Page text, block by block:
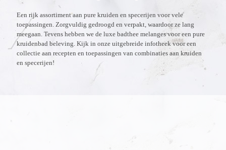
Een rijk assortiment aan pure kruiden en specerijen voor vele
toepassingen. Zorgvuldig gedroogd en verpakt, waardoor ze lang
meegaan. Tevens hebben we de luxe badthee melanges voor een pure
kruidenbad beleving. Kijk in onze uitgebreide infotheekvoor een
collectie aan recepten en toepassingen van combinaties aan kruiden
en specerijen!